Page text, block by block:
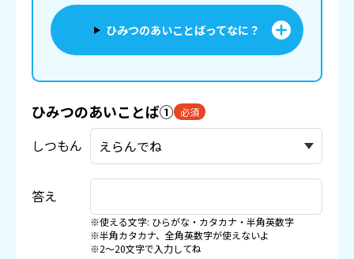
ひみつのあいことばってなに？
ひみつのあいことば① 必須
しつもん
答え
※使える文字: ひらがな・カタカナ・半角英数字
※半角カタカナ、全角英数字が使えないよ
※2〜20文字で入力してね